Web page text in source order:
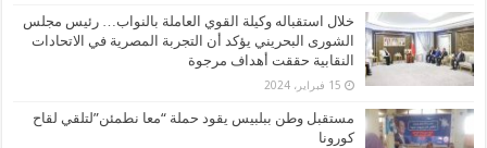
خلال استقباله وكيلة القوي العاملة بالنواب… رئيس مجلس
الشورى البحريني يؤكد أن التجربة المصرية في الاتحادات
النقابية حققت أهداف مرجوة
15 فبراير، 2024
مستقبل وطن ببلبيس يقود حملة “معا نطمئن”لتلقي لقاح
كورونا